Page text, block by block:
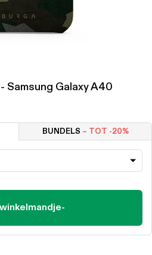
Samsung Galaxy A40
BUNDELS – TOT -20%
winkelmandje-